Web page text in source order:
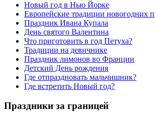
Новый год в Нью Йорке
Европейские традиции новогодних
Праздник Ивана Купала
День святого Валентина
Что приготовить в год Петуха?
Традиции на девичнике
Праздник лимонов во Франции
Детский День рождения
Где отпраздновать мальчишник?
Где встретить Новый год?
Праздники за границей